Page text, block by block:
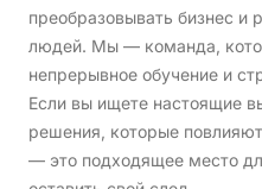
преобразовывать бизнес и
людей. Мы — команда,
непрерывное обучение и
Если вы ищете настоящие
решения, которые
— это подходящее место